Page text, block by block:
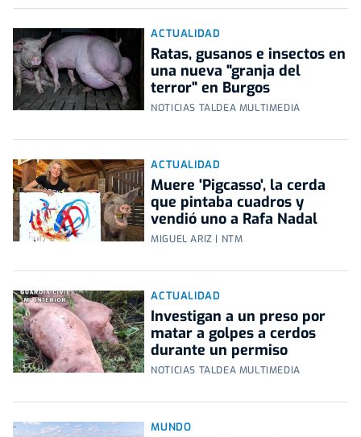
ACTUALIDAD
Ratas, gusanos e insectos en
una nueva "granja del
terror" en Burgos
NOTICIAS TALDEA MULTIMEDIA
ACTUALIDAD
Muere 'Pigcasso', la cerda
que pintaba cuadros y
vendió uno a Rafa Nadal
MIGUEL ARIZ | NTM
ACTUALIDAD
Investigan a un preso por
matar a golpes a cerdos
durante un permiso
NOTICIAS TALDEA MULTIMEDIA
MUNDO